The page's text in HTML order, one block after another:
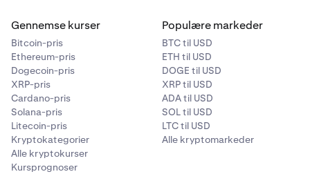
4 til 5
5 GLDx (hver)
6 til 10
3 GLDx (hver)
Gennemse kurser
Bitcoin-pris
Ethereum-pris
Dogecoin-pris
XRP-pris
Cardano-pris
Solana-pris
Litecoin-pris
Kryptokategorier
Alle kryptokurser
Kursprognoser
Populære markeder
BTC til USD
ETH til USD
DOGE til USD
XRP til USD
ADA til USD
SOL til USD
LTC til USD
Alle kryptomarkeder